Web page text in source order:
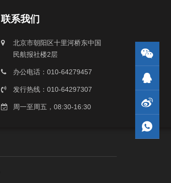
联系我们
北京市朝阳区十里河桥东中国
民航报社楼2层
办公电话：010-64279457
发行热线：010-64297307
周一至周五，08:30-16:30